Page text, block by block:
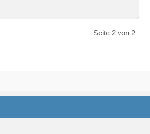
Seite 2 von 2